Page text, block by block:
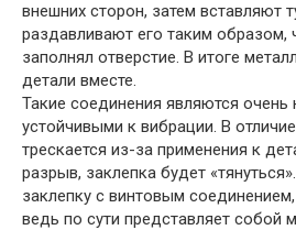
внешних сторон, затем вставляют
раздавливают его таким
заполнял отверстие. В итоге
детали вместе.
Такие соединения являются
устойчивыми к вибрации. В
трескается из-за применения к
разрыв, заклепка будет
заклепку с винтовым
ведь по сути представляет собой